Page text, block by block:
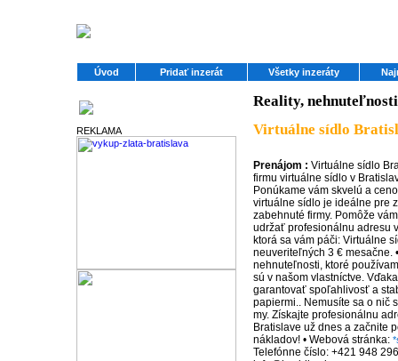
Úvod Pridať inzerát Všetky inzeráty
REKLAMA
Reality, nehnuteľnosti
Virtuálne sídlo
Prenájom : Virtuálne sídlo
firmu virtuálne sídlo v
Ponúkame vám skvelú a
virtuálne sídlo je ideálne pre
zabehnuté firmy. Pomôže
udržať profesionálnu adresu
ktorá sa vám páči: Virtuálne
neuveriteľných 3 € mesačne.
nehnuteľnosti, ktoré
sú v našom vlastníctve.
garantovať spoľahlivosť a
papiermi.. Nemusíte sa o nič
my. Získajte profesionálnu
Bratislave už dnes a začnite
nákladov! • Webová stránka:
Telefónne číslo: +421 948